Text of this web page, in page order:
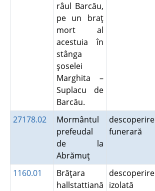
râul Barcău,
pe un braţ
mort al
acestuia în
stânga
şoselei
Marghita –
Suplacu de
Barcău.
27178.02
Mormântul
prefeudal
de la
Abrămuţ
descoperire
funerară
1160.01
Brăţara
hallstattiană
descoperire
izolată